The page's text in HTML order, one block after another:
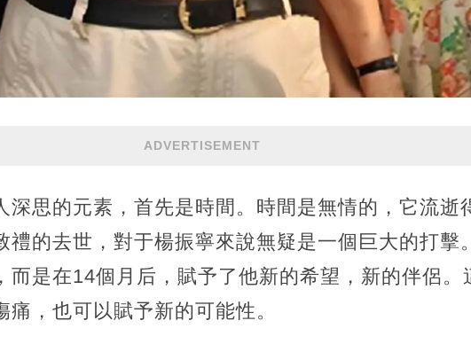
ADVERTISEMENT
深思的元素，首先是時間。時間是無情的，它流逝
禮的去世，對于楊振寧來說無疑是一個巨大的打擊
而是在14個月后，賦予了他新的希望，新的伴侶。
，也可以賦予新的可能性。